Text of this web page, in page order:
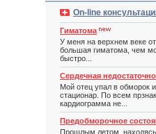
On-line
Гиматома
У меня на верхнем веке
большая гиматома, чем
быстро...
Сердечная
Мой отец упал в обморок
стационар. По всем
кардиограмма не...
Предобморочное
Прошлым летом, находясь